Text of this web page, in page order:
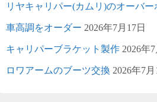
リヤキャリパー(カムリ)のオーバー
車高調をオーダー 2026年7月17日
キャリパーブラケット製作 2026年7
ロワアームのブーツ交換 2026年7月